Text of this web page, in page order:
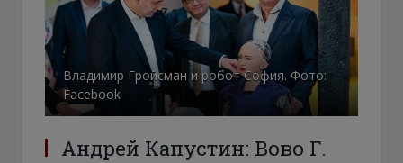
Владимир Гройсман и робот София. Фото:
Facebook
Андрей Капустин: Вово Г.